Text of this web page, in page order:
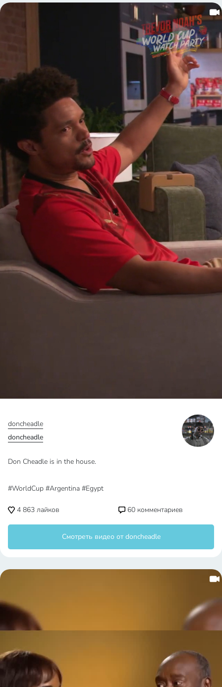
doncheadle
doncheadle
Don Cheadle is in the house.
#WorldCup #Argentina #Egypt
4 863 лайков 60 комментариев
Смотреть видео от doncheadle